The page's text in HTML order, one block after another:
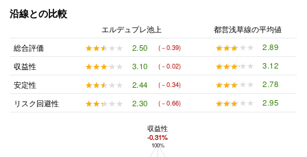
沿線との比較
エルデュプレ池上
都営浅草線の平均値
総合評価
★★★★★
★★★★★ 2.50 (－0.39) ★★★★★
★★★★★
2.89
収益性
★★★★★
★★★★★ 3.10 (－0.02) ★★★★★
★★★★★
3.12
安定性
★★★★★
★★★★★ 2.44 (－0.34) ★★★★★
★★★★★
2.78
リスク回避性
★★★★★
★★★★★ 2.30 (－0.66) ★★★★★
★★★★★ 2.95
エルデュプレ池上と都営浅草線の平均値の総合評価の比較
100%
収益性
-0.31%